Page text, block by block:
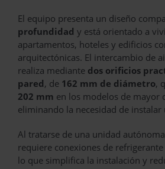
El equipo presenta un diseño
profundidad y está orientado a
apartamentos, hoteles y edificios
arquitectónicas. El intercambio de
realiza mediante dos orificios
pared, de 162 mm de diámetro,
202 mm en los modelos de mayor
eliminando la necesidad de
Al tratarse de una unidad
requiere conexiones de
lo que simplifica la instalación y